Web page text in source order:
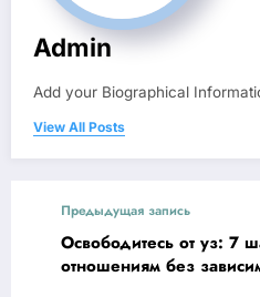
Admin
Add your Biographical
View All Posts
Предыдущая запись
Освободитесь от уз: 7
отношениям без